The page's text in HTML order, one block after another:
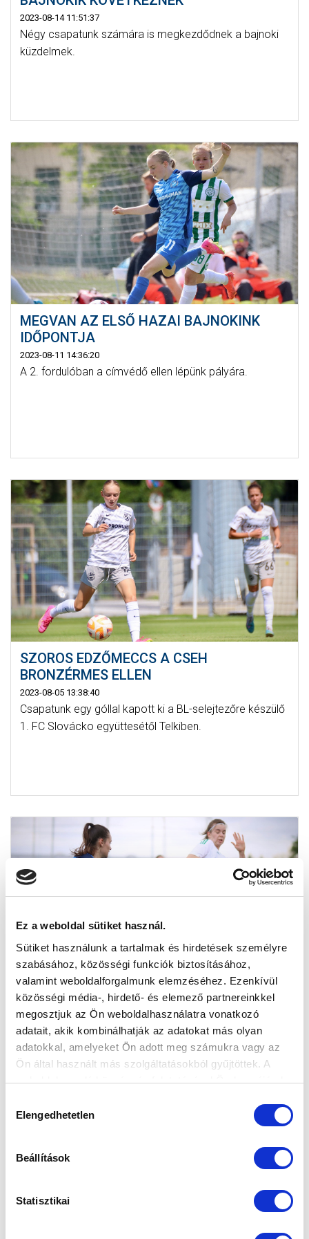
Ez a weboldal sütiket használ.
Sütiket használunk a tartalmak és hirdetések személyre
szabásához, közösségi funkciók biztosításához,
valamint weboldalforgalmunk elemzéséhez. Ezenkívül
közösségi média-, hirdető- és elemező partnereinkkel
megosztjuk az Ön weboldalhasználatra vonatkozó
adatait, akik kombinálhatják az adatokat más olyan
adatokkal, amelyeket Ön adott meg számukra vagy az
Ön által használt más szolgáltatásokból gyűjtöttek. A
weboldalon való böngészés folytatásával Ön hozzájárul a
kiválasztása
Elengedhetetlen
Beállítások
Statisztikai
2023-08-14 11:51:37
Négy csapatunk számára is megkezdődnek a bajnoki
küzdelmek.
MEGVAN AZ ELSŐ HAZAI BAJNOKINK
IDŐPONTJA
2023-08-11 14:36:20
A 2. fordulóban a címvédő ellen lépünk pályára.
SZOROS EDZŐMECCS A CSEH
BRONZÉRMES ELLEN
2023-08-05 13:38:40
Csapatunk egy góllal kapott ki a BL-selejtezőre készülő
1. FC Slovácko együttesétől Telkiben.
MEGVAN AZ ELSŐ BAJNOKINK
IDŐPONTJA
2023-08-04 11:01:17
Eldőlt, mikor lépünk pályára a Haladás Viktória
otthonában.